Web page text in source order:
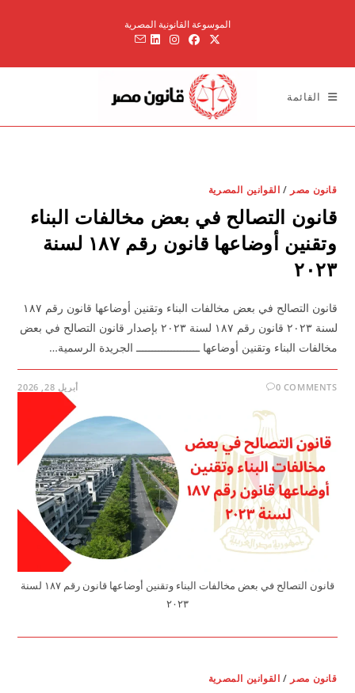
الموسوعة القانونية المصرية
القائمة
قانون مصر / القوانين المصرية
قانون التصالح في بعض مخالفات البناء
وتقنين أوضاعها قانون رقم ۱۸۷ لسنة
۲۰۲۳
قانون التصالح في بعض مخالفات البناء وتقنين أوضاعها قانون رقم ۱۸۷
لسنة ۲۰۲۳ قانون رقم ۱۸۷ لسنة ۲۰۲۳ بإصدار قانون التصالح في بعض
مخالفات البناء وتقنين أوضاعها ــــــــــــــــــــ الجريدة الرسمية…
0 COMMENTS أبريل 28, 2026
قانون التصالح في بعض مخالفات البناء وتقنين أوضاعها قانون رقم ۱۸۷ لسنة
۲۰۲۳
قانون مصر / القوانين المصرية